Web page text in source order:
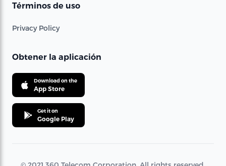
Términos de uso
Privacy Policy
Obtener la aplicación
Download on the
App Store
Get it on
Google Play